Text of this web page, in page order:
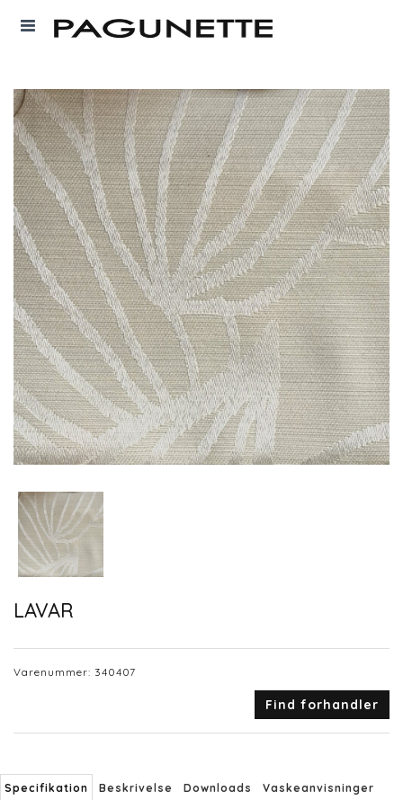
LAVAR
Varenummer: 340407
Find forhandler
Specifikation Beskrivelse Downloads Vaskeanvisninger